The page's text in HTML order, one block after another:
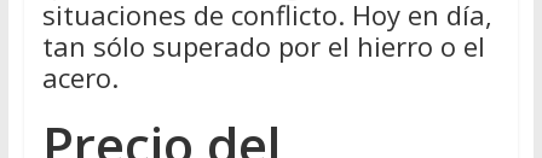
situaciones de conflicto. Hoy en día,
tan sólo superado por el hierro o el
acero.
Precio del